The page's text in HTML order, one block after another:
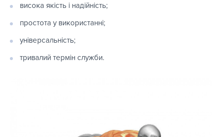
висока якість і надійність;
простота у використанні;
універсальність;
тривалий термін служби.